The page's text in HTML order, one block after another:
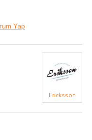
Yap
Ericksson